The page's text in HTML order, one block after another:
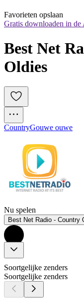
Favorieten opslaan
Gratis downloaden in de
Best Net
Oldies
CountryGouwe ouwe
Nu spelen
Best Net Radio - Country
Soortgelijke zenders
Soortgelijke zenders